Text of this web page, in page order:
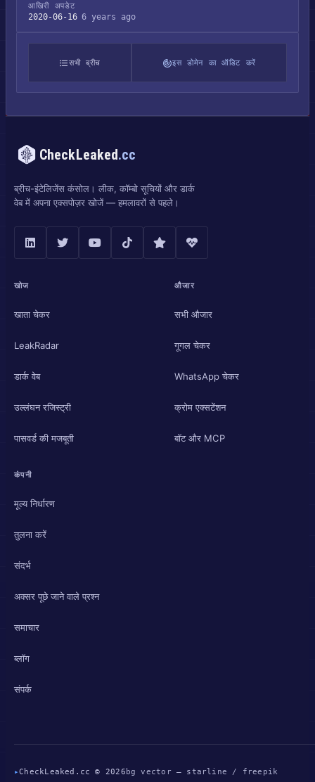
आखिरी अपडेट
2020-06-16 6 years ago
सभी ब्रीच इस डोमेन का ऑडिट करें
CheckLeaked.cc
ब्रीच-इंटेलिजेंस कंसोल। लीक, कॉम्बो सूचियों और डार्क
वेब में अपना एक्सपोज़र खोजें — हमलावरों से पहले।
खोज
खाता चेकर
LeakRadar
डार्क वेब
उल्लंघन रजिस्ट्री
पासवर्ड की मजबूती
औजार
सभी औजार
गूगल चेकर
WhatsApp चेकर
क्रोम एक्सटेंशन
बॉट और MCP
कंपनी
मूल्य निर्धारण
तुलना करें
संदर्भ
अक्सर पूछे जाने वाले प्रश्न
समाचार
ब्लॉग
संपर्क
▸CheckLeaked.cc © 2026 bg vector — starline / freepik